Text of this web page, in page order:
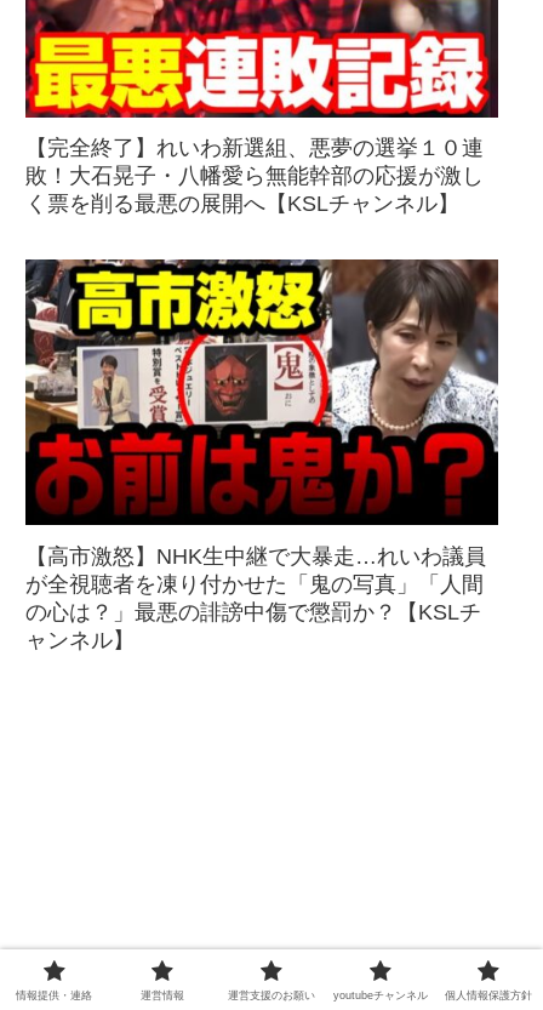
【完全終了】れいわ新選組、悪夢の選挙１０連
敗！大石晃子・八幡愛ら無能幹部の応援が激し
く票を削る最悪の展開へ【KSLチャンネル】
【高市激怒】NHK生中継で大暴走…れいわ議員
が全視聴者を凍り付かせた「鬼の写真」「人間
の心は？」最悪の誹謗中傷で懲罰か？【KSLチ
ャンネル】
情報提供・連絡 運営情報 運営支援のお願い youtubeチャンネル 個人情報保護方針